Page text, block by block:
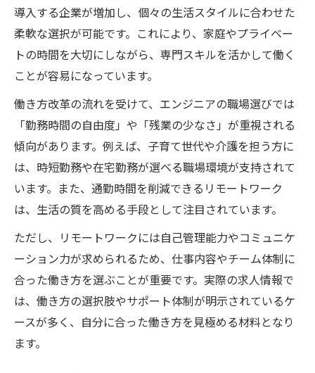
導入する企業が増加し、個々の生活スタイルに合わせた
柔軟な選択が可能です。これにより、家庭やプライベー
トの時間を大切にしながら、専門スキルを活かして働く
ことが容易になっています。
働き方改革の流れを受けて、エンジニアの職場選びでは
「勤務時間の自由度」や「残業の少なさ」が重視される
傾向があります。例えば、子育て世代や介護を担う方に
は、時短勤務や在宅勤務が選べる職場環境が支持されて
います。また、通勤時間を削減できるリモートワーク
は、生活の質を高める手段として注目されています。
ただし、リモートワークには自己管理能力やコミュニケ
ーション力が求められるため、仕事内容やチーム体制に
合った働き方を選ぶことが重要です。実際の求人情報で
は、働き方の選択肢やサポート体制が明示されているケ
ースが多く、自分に合った働き方を見極める材料となり
ます。